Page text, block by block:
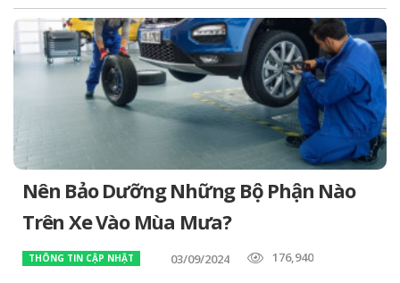
Nên Bảo Dưỡng Những Bộ Phận Nào
Trên Xe Vào Mùa Mưa?
THÔNG TIN CẬP NHẬT 03/09/2024 176,940